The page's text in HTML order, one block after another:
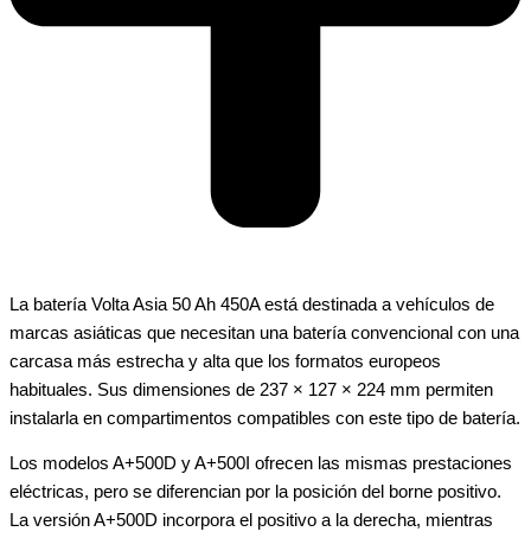
La batería Volta Asia 50 Ah 450A está destinada a vehículos de
marcas asiáticas que necesitan una batería convencional con una
carcasa más estrecha y alta que los formatos europeos
habituales. Sus dimensiones de 237 × 127 × 224 mm permiten
instalarla en compartimentos compatibles con este tipo de batería.
Los modelos A+500D y A+500I ofrecen las mismas prestaciones
eléctricas, pero se diferencian por la posición del borne positivo.
La versión A+500D incorpora el positivo a la derecha, mientras